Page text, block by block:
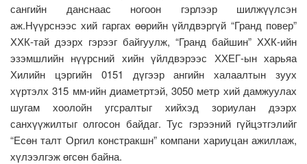
сангийн данснаас ногоон гэрлээр шилжүүлсэн
аж.Нүүрснээс хий гаргах өөрийн үйлдвэргүй “Гранд повер”
ХХК-тай дээрх гэрээг байгуулж, “Гранд байшин” ХХК-ийн
эзэмшлийн нүүрсний хийн үйлдвэрээс ХХЕГ-ын харьяа
Хилийн цэргийн 0151 дүгээр ангийн халаалтын зуух
хүртэлх 315 мм-ийн диаметртэй, 3050 метр хий дамжуулах
шугам хоолойн угсралтыг хийхэд зориулан дээрх
санхүүжилтыг олгосон байдаг. Тус гэрээний гүйцэтгэлийг
“Есөн талт Оргил констракшн” компани хариуцан ажиллаж,
хүлээлгэж өгсөн байна.